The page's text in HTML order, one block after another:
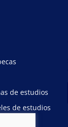
de estudios
de estudios